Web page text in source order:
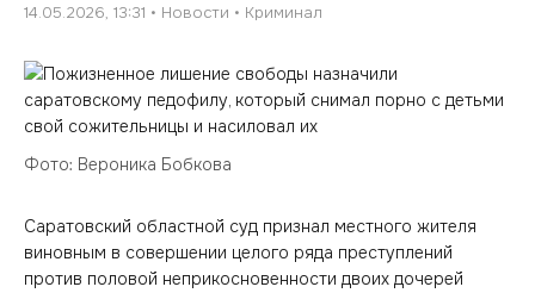
14.05.2026, 13:31 Новости Криминал
Фото: Вероника Бобкова
Саратовский областной суд признал местного жителя
виновным в совершении целого ряда преступлений
против половой неприкосновенности двоих дочерей